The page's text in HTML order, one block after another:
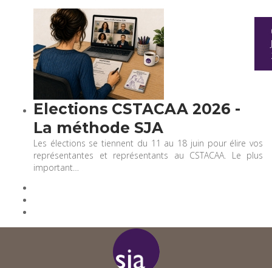
Elections CSTACAA 2026 -
La méthode SJA
Les élections se tiennent du 11 au 18 juin pour élire vos
représentantes et représentants au CSTACAA. Le plus
important…